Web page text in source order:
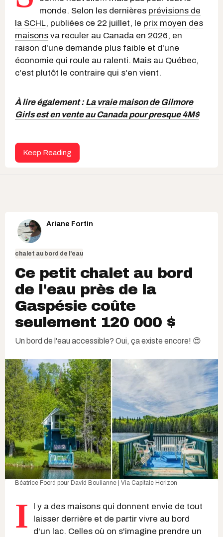
monde. Selon les dernières prévisions de
la SCHL, publiées ce 22 juillet, le prix moyen des
maisons va reculer au Canada en 2026, en
raison d'une demande plus faible et d'une
économie qui roule au ralenti. Mais au Québec,
c'est plutôt le contraire qui s'en vient.
À lire également :La vraie maison de Gilmore
Girls est en vente au Canada pour presque 4M$
Keep Reading
Ariane Fortin
chalet au bord de l'eau
Ce petit chalet au bord
de l'eau près de la
Gaspésie coûte
seulement 120 000 $
Un bord de l'eau accessible? Oui, ça existe encore! 😍
Béatrice Foord pour David Boulianne | Via Capitale Horizon
I
l y a des maisons qui donnent envie de tout
laisser derrière et de partir vivre au bord
d'un lac. Celles où on s'imagine prendre un